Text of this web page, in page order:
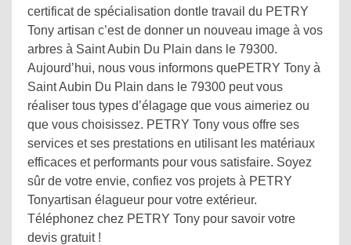
certificat de spécialisation dontle travail du PETRY
Tony artisan c’est de donner un nouveau image à vos
arbres à Saint Aubin Du Plain dans le 79300.
Aujourd’hui, nous vous informons quePETRY Tony à
Saint Aubin Du Plain dans le 79300 peut vous
réaliser tous types d’élagage que vous aimeriez ou
que vous choisissez. PETRY Tony vous offre ses
services et ses prestations en utilisant les matériaux
efficaces et performants pour vous satisfaire. Soyez
sûr de votre envie, confiez vos projets à PETRY
Tonyartisan élagueur pour votre extérieur.
Téléphonez chez PETRY Tony pour savoir votre
devis gratuit !